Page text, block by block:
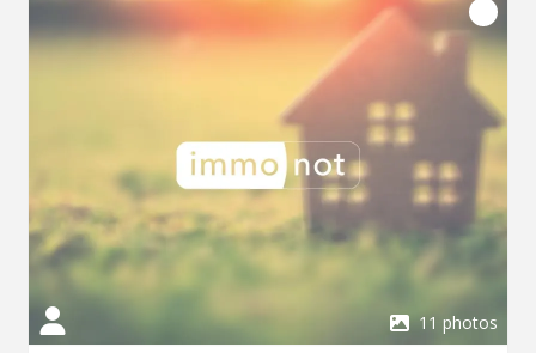
11 photos